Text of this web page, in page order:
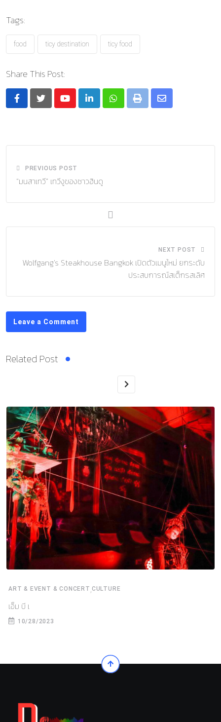
Tags:
food ticy destination ticy food
Share This Post:
YoutubeLinkedInWhatsapp
Print
Share
PREVIOUS POST
“มนสาเทวี” เทวีงูของชาวฮินดู
NEXT POST
Wolfgang’s Steakhouse Bangkok เปิดตัวเมนูใหม่ ยกระดับ
ประสบการณ์สเต็กรสเลิศ
Leave a Comment
Related Post
ART & EVENT & CONCERT CULTURE
เอ็ม บี เ
10/28/2023